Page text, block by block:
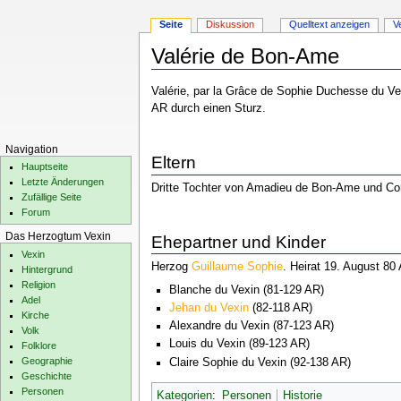
Valérie de Bon-Ame
Zur
Navigation
Zur
Suche
Valérie, par la Grâce de Sophie Duchesse du
AR durch einen Sturz.
Eltern
Dritte Tochter von Amadieu de Bon-Ame und
Ehepartner und Kinder
Herzog Guillaume Sophie. Heirat 19. August 80
Blanche du Vexin (81-129 AR)
Jehan du Vexin(82-118 AR)
Alexandre du Vexin (87-123 AR)
Louis du Vexin (89-123 AR)
Claire Sophie du Vexin (92-138 AR)
Kategorien: Personen Historie
Seite Diskussion Quelltext anzeigen
Navigation
Hauptseite
Letzte Änderungen
Zufällige Seite
Forum
Das Herzogtum Vexin
Vexin
Hintergrund
Religion
Adel
Kirche
Volk
Folklore
Geographie
Geschichte
Personen